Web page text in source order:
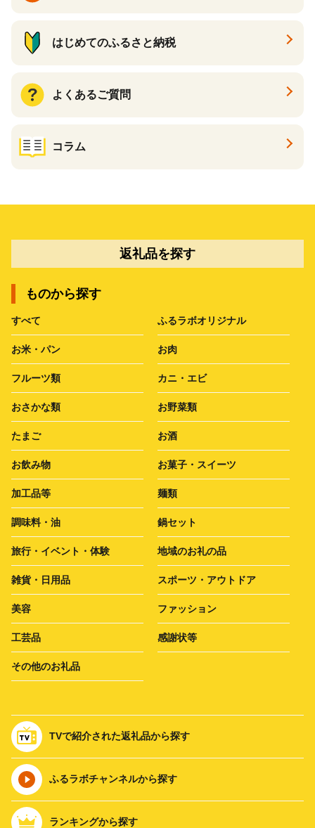
はじめてのふるさと納税
よくあるご質問
コラム
返礼品を探す
ものから探す
すべて ふるラボオリジナル
お米・パン お肉
フルーツ類 カニ・エビ
おさかな類 お野菜類
たまご お酒
お飲み物 お菓子・スイーツ
加工品等 麺類
調味料・油 鍋セット
旅行・イベント・体験 地域のお礼の品
雑貨・日用品 スポーツ・アウトドア
美容 ファッション
工芸品 感謝状等
その他のお礼品
TVで紹介された返礼品から探す
ふるラボチャンネルから探す
ランキングから探す